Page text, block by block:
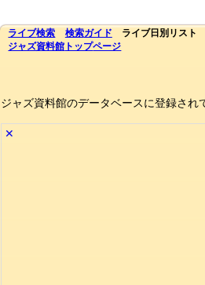
ライブ検索 検索ガイド ライブ日別 リスト
ジャズ資料館 トップページ
ジャズ資料館のデータベースに登録され
✕